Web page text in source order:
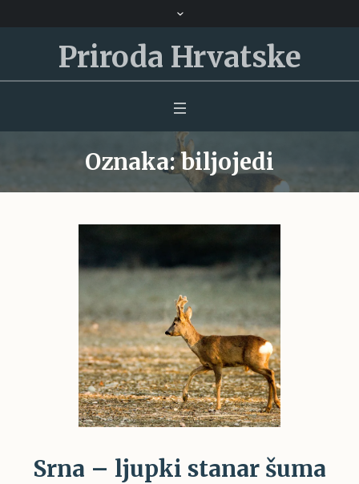
Priroda Hrvatske
Oznaka:biljojedi
Srna – ljupki stanar šuma